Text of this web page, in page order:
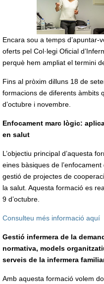
Encara sou a temps
oferts pel Col·legi Oficial
perquè hem ampliat el termini
Fins al pròxim dilluns 18 de
formacions de diferents àmbits
d’octubre i novembre.
Enfocament marc lògic:
en salut
L’objectiu principal d’aquesta
eines bàsiques de
gestió de projectes de
la salut. Aquesta formació es
9 d’octubre.
Consulteu més informació aquí
Gestió infermera de la
normativa, models
serveis de la infermera
Amb aquesta formació volem